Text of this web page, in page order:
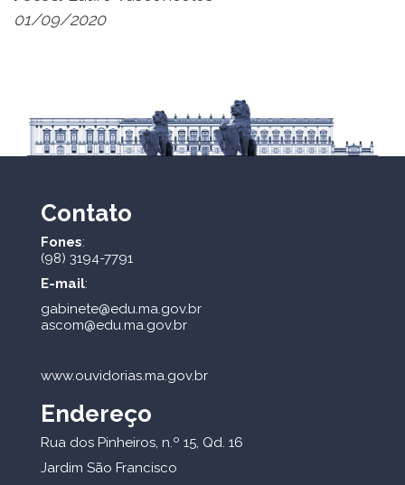
01/09/2020
Contato
Fones:
(98) 3194-7791
E-mail:
gabinete@edu.ma.gov.br
ascom@edu.ma.gov.br
www.ouvidorias.ma.gov.br
Endereço
Rua dos Pinheiros, n.º 15, Qd. 16
Jardim São Francisco